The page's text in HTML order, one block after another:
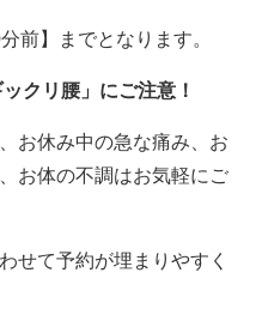
前】までとなります。
クリ腰」にご注意！
お休み中の急な痛み、お
お体の不調はお気軽にご
せて予約が埋まりやすく